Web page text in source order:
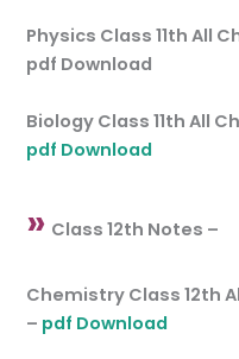
Physics Class 11th All
pdf Download
Biology Class 11th All
pdf Download
» Class 12th Notes –
Chemistry Class 12th
– pdf Download